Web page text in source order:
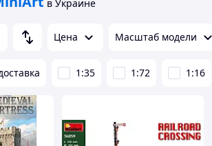
в Украине
Цена Масштаб модели
1:35 1:72 1:16